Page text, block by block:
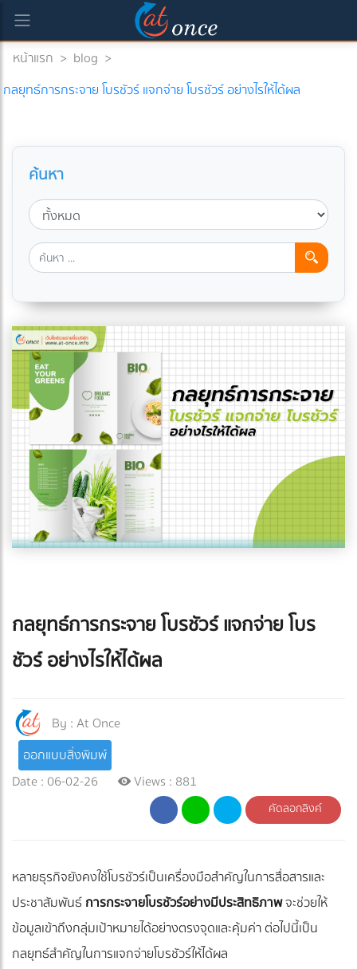
หน้าแรก > blog >
กลยุทธ์การกระจาย โบรชัวร์ แจกจ่าย โบรชัวร์ อย่างไรให้ได้ผล
ค้นหา
กลยุทธ์การกระจาย โบรชัวร์ แจกจ่าย โบร
ชัวร์ อย่างไรให้ได้ผล
By :At Once
ออกแบบสิ่งพิมพ์
Date : 06-02-26
Views : 881
คัดลอกลิงค์
หลายธุรกิจยังคงใช้โบรชัวร์เป็นเครื่องมือสำคัญในการสื่อสารและ
ประชาสัมพันธ์การกระจายโบรชัวร์อย่างมีประสิทธิภาพจะช่วยให้
ข้อมูลเข้าถึงกลุ่มเป้าหมายได้อย่างตรงจุดและคุ้มค่า ต่อไปนี้เป็น
กลยุทธ์สำคัญในการแจกจ่ายโบรชัวร์ให้ได้ผล